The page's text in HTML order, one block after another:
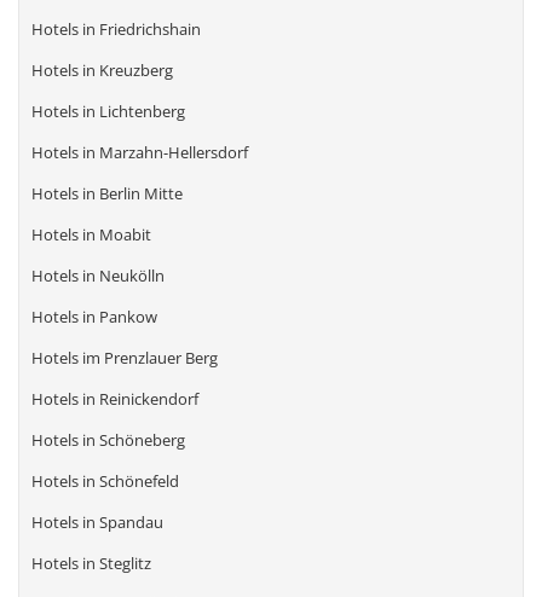
Hotels in Friedrichshain
Hotels in Kreuzberg
Hotels in Lichtenberg
Hotels in Marzahn-Hellersdorf
Hotels in Berlin Mitte
Hotels in Moabit
Hotels in Neukölln
Hotels in Pankow
Hotels im Prenzlauer Berg
Hotels in Reinickendorf
Hotels in Schöneberg
Hotels in Schönefeld
Hotels in Spandau
Hotels in Steglitz